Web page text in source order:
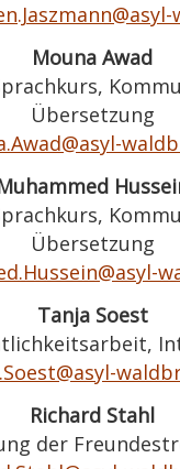
Mouna Awad
Übersetzung
Übersetzung
Tanja Soest
Richard Stahl
der